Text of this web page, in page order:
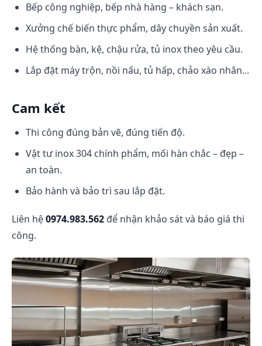
Bếp công nghiệp, bếp nhà hàng – khách sạn.
Xưởng chế biến thực phẩm, dây chuyền sản xuất.
Hệ thống bàn, kệ, chậu rửa, tủ inox theo yêu cầu.
Lắp đặt máy trộn, nồi nấu, tủ hấp, chảo xào nhân...
Cam kết
Thi công đúng bản vẽ, đúng tiến độ.
Vật tư inox 304 chính phẩm, mối hàn chắc – đẹp –
an toàn.
Bảo hành và bảo trì sau lắp đặt.
Liên hệ0974.983.562 để nhận khảo sát và báo giá thi
công.